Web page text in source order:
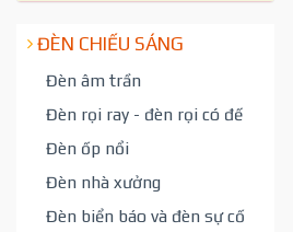
ĐÈN CHIẾU SÁNG
Đèn âm trần
Đèn rọi ray - đèn rọi có đế
Đèn ốp nổi
Đèn nhà xưởng
Đèn biển báo và đèn sự cố